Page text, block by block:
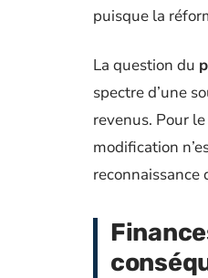
puisque la
La question du
spectre d’une
revenus. Pour
modification
reconnaissance